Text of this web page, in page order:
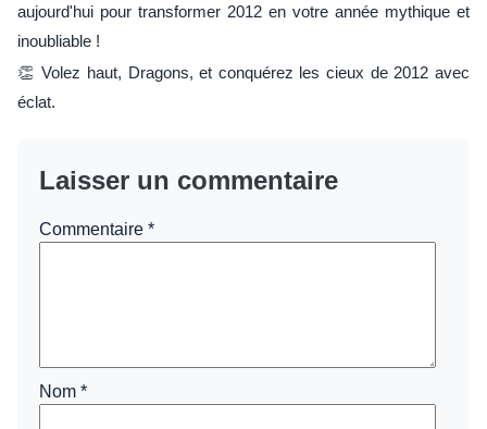
aujourd'hui pour transformer 2012 en votre année mythique et
inoubliable !
👏 Volez haut, Dragons, et conquérez les cieux de 2012 avec
éclat.
Laisser un commentaire
Commentaire *
Nom *